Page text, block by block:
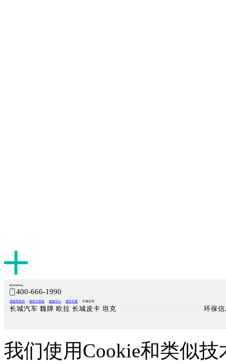
400-666-1990
销售商查询 购车计算器 媒体中心 随车手册 长城全球
长城汽车 魏牌 欧拉 长城皮卡 坦克 环保
我们使用Cookie和类似技